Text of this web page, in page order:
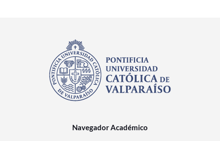
Navegador Académico